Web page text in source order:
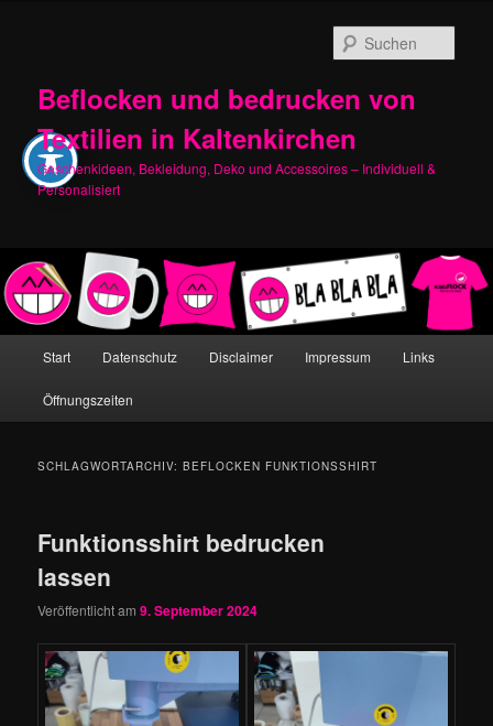
Beflocken und bedrucken von
Textilien in Kaltenkirchen
Geschenkideen, Bekleidung, Deko und Accessoires – Individuell &
Personalisiert
Start Datenschutz Disclaimer Impressum Links
Öffnungszeiten
SCHLAGWORTARCHIV:BEFLOCKEN FUNKTIONSSHIRT
Funktionsshirt bedrucken
lassen
Veröffentlicht am9. September 2024